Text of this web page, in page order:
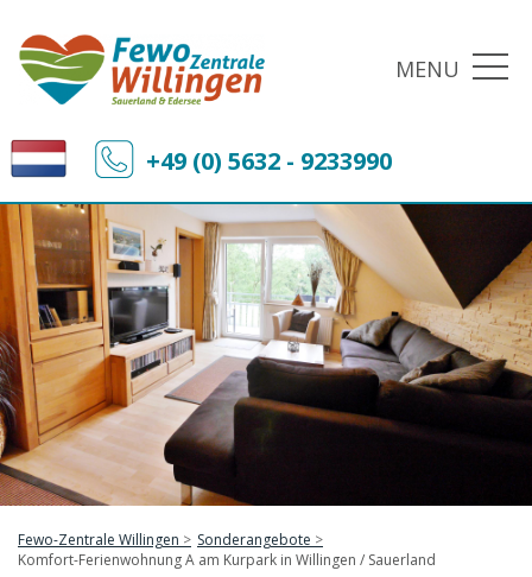
MENU
+49 (0) 5632 - 9233990
Fewo-Zentrale Willingen
Sonderangebote
Komfort-Ferienwohnung A am Kurpark in Willingen / Sauerland